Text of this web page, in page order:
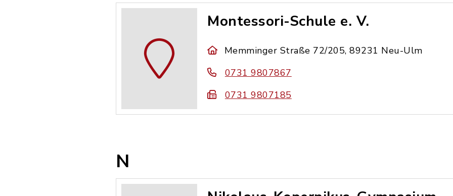
Montessori-Schule e. V.
Memminger Straße 72/205, 89231 Neu-Ulm
0731 9807867
0731 9807185
N